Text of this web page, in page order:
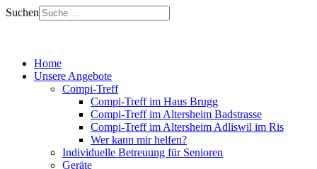
Suchen
Home
Unsere Angebote
Compi-Treff
Compi-Treff im Haus Brugg
Compi-Treff im Altersheim Badstrasse
Compi-Treff im Altersheim Adliswil im Ris
Wer kann mir helfen?
Individuelle Betreuung für Senioren
Geräte